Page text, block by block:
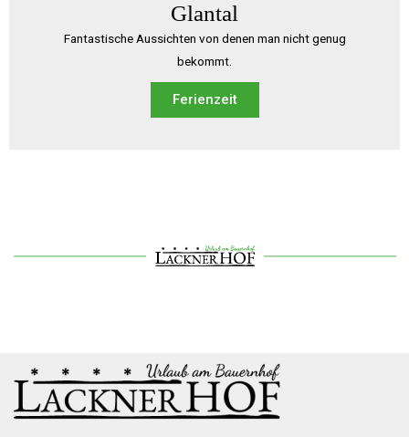
Glantal
Fantastische Aussichten von denen man nicht genug
bekommt.
Ferienzeit